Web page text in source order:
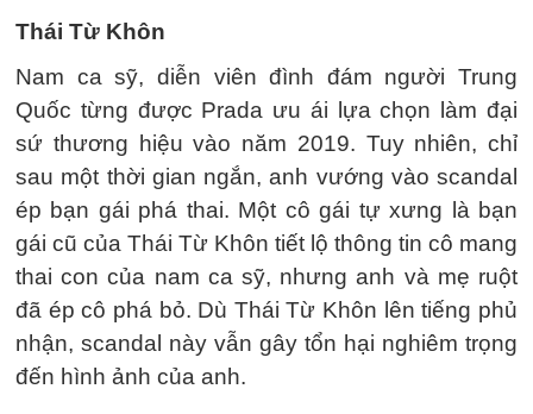
Thái Từ Khôn
Nam ca sỹ, diễn viên đình đám người Trung
Quốc từng được Prada ưu ái lựa chọn làm đại
sứ thương hiệu vào năm 2019. Tuy nhiên, chỉ
sau một thời gian ngắn, anh vướng vào scandal
ép bạn gái phá thai. Một cô gái tự xưng là bạn
gái cũ của Thái Từ Khôn tiết lộ thông tin cô mang
thai con của nam ca sỹ, nhưng anh và mẹ ruột
đã ép cô phá bỏ. Dù Thái Từ Khôn lên tiếng phủ
nhận, scandal này vẫn gây tổn hại nghiêm trọng
đến hình ảnh của anh.